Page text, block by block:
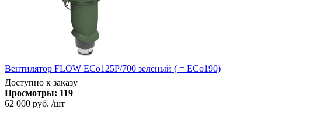
Вентилятор FLOW ECo125Р/700 зеленый ( = ECo190)
Доступно к заказу
Просмотры: 119
62 000 руб. /шт